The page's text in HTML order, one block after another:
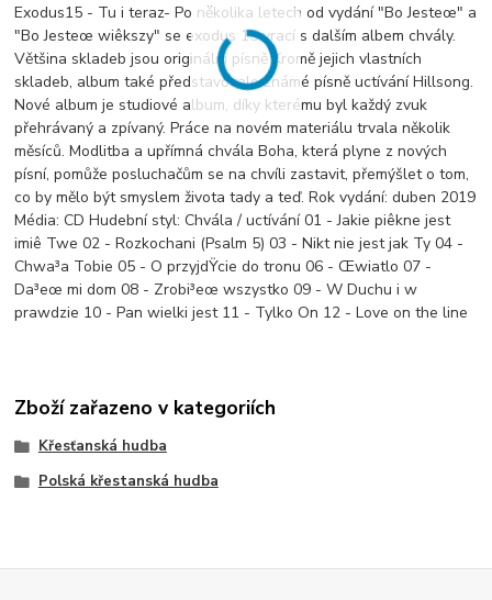
Exodus15 - Tu i teraz- Po několika letech od vydání "Bo Jesteœ" a
"Bo Jesteœ wiêkszy" se exodus 15 vrací s dalším albem chvály.
Většina skladeb jsou originální písně Kromě jejich vlastních
skladeb, album také představovalo známé písně uctívání Hillsong.
Nové album je studiové album, díky kterému byl každý zvuk
přehrávaný a zpívaný. Práce na novém materiálu trvala několik
měsíců. Modlitba a upřímná chvála Boha, která plyne z nových
písní, pomůže posluchačům se na chvíli zastavit, přemýšlet o tom,
co by mělo být smyslem života tady a teď. Rok vydání: duben 2019
Média: CD Hudební styl: Chvála / uctívání 01 - Jakie piêkne jest
imiê Twe 02 - Rozkochani (Psalm 5) 03 - Nikt nie jest jak Ty 04 -
Chwa³a Tobie 05 - O przyjdŸcie do tronu 06 - Œwiatlo 07 -
Da³eœ mi dom 08 - Zrobi³eœ wszystko 09 - W Duchu i w
prawdzie 10 - Pan wielki jest 11 - Tylko On 12 - Love on the line
Zboží zařazeno v kategoriích
Křesťanská hudba
Polská křestanská hudba